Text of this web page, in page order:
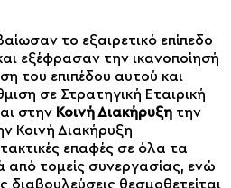
το εξαιρετικό επίπεδο
εξέφρασαν την ικανοποίησή
του επιπέδου αυτού και
σε Στρατηγική Εταιρική
στην Κοινή Διακήρυξη την
Κοινή Διακήρυξη
επαφές σε όλα τα
από τομείς συνεργασίας, ενώ
διαβουλεύσεις θεσμοθετείται